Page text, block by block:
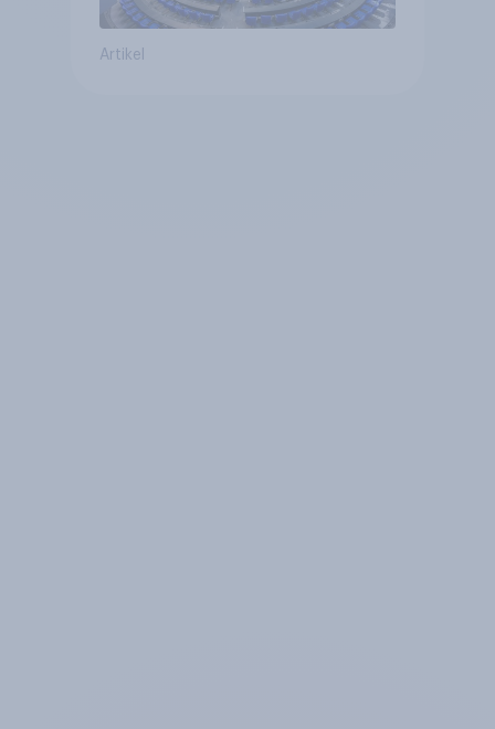
Artikel